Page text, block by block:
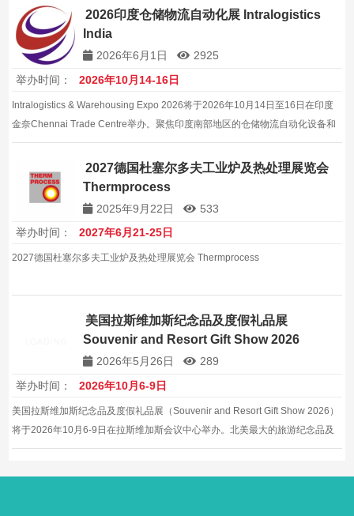
2026印度仓储物流自动化展 Intralogistics
India
2026年6月1日
2925
举办时间：
2026年10月14-16日
Intralogistics & Warehousing Expo 2026将于2026年10月14日至16日在印度
金奈Chennai Trade Centre举办。聚焦印度南部地区的仓储物流自动化设备和
供应链管理技术。
2027德国杜塞尔多夫工业炉及热处理展览会
Thermprocess
2025年9月22日
533
举办时间：
2027年6月21-25日
2027德国杜塞尔多夫工业炉及热处理展览会 Thermprocess
美国拉斯维加斯纪念品及度假礼品展
Souvenir and Resort Gift Show 2026
2026年5月26日
289
举办时间：
2026年10月6-9日
美国拉斯维加斯纪念品及度假礼品展（Souvenir and Resort Gift Show 2026）
将于2026年10月6-9日在拉斯维加斯会议中心举办。北美最大的旅游纪念品及
度假礼品行业采购展览会，约800家展商。